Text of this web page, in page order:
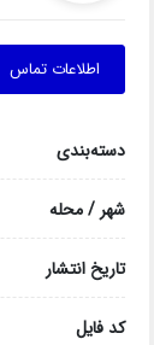
اطلاعات تماس
دسته‌بندی
شهر / محله
تاریخ انتشار
کد فایل